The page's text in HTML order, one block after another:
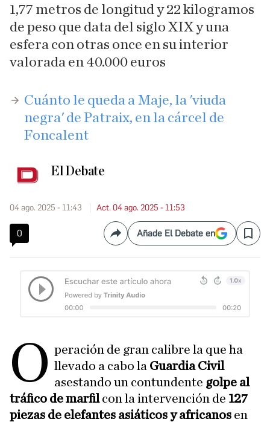
1,77 metros de longitud y 22 kilogramos
de peso que data del siglo XIX y una
esfera con otras once en su interior
valorada en 40.000 euros
​Cuánto le queda a Maje, la 'viuda
negra' de Patraix, en la cárcel de
Foncalent
El Debate
04 ago. 2025 - 11:43 Act. 04 ago. 2025 - 11:53
0 CompartirAñade El Debate en Save
O peración de gran calibre la que ha
llevado a cabo la Guardia Civil
asestando un contundente golpe al
tráfico de marfilcon la intervención de 127
piezas de elefantes asiáticos y africanos en